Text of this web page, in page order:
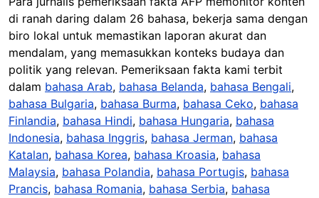
di ranah daring dalam 26 bahasa, bekerja sama dengan
biro lokal untuk memastikan laporan akurat dan
mendalam, yang memasukkan konteks budaya dan
politik yang relevan. Pemeriksaan fakta kami terbit
dalam bahasa Arab, bahasa Belanda, bahasa Bengali,
bahasa Bulgaria, bahasa Burma, bahasa Ceko, bahasa
Finlandia, bahasa Hindi, bahasa Hungaria, bahasa
Indonesia, bahasa Inggris, bahasa Jerman, bahasa
Katalan, bahasa Korea, bahasa Kroasia, bahasa
Malaysia, bahasa Polandia, bahasa Portugis, bahasa
Prancis, bahasa Romania, bahasa Serbia, bahasa